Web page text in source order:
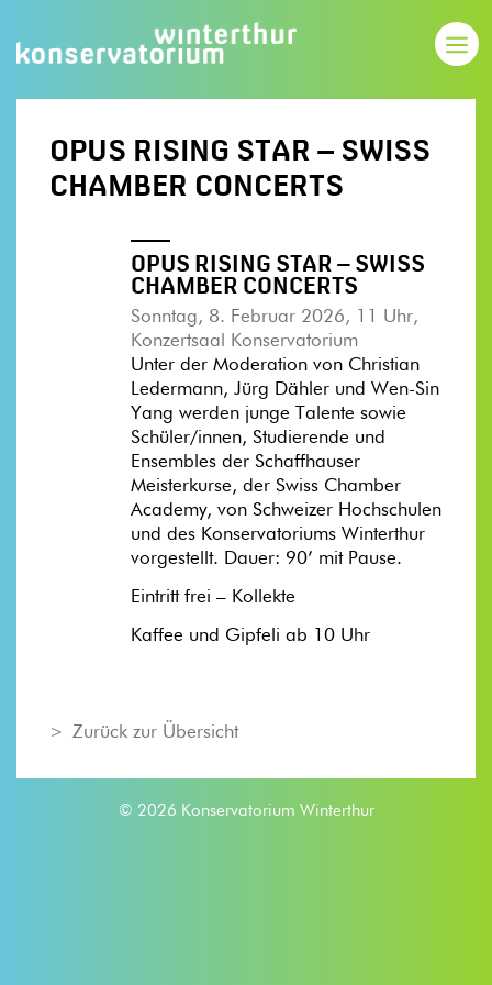
OPUS RISING STAR – SWISS
CHAMBER CONCERTS
OPUS RISING STAR – SWISS
CHAMBER CONCERTS
Sonntag, 8. Februar 2026, 11 Uhr,
Konzertsaal Konservatorium
Unter der Moderation von Christian
Ledermann, Jürg Dähler und Wen-Sin
Yang werden junge Talente sowie
Schüler/innen, Studierende und
Ensembles der Schaffhauser
Meisterkurse, der Swiss Chamber
Academy, von Schweizer Hochschulen
und des Konservatoriums Winterthur
vorgestellt. Dauer: 90’ mit Pause.
Eintritt frei – Kollekte
Kaffee und Gipfeli ab 10 Uhr
Zurück zur Übersicht
© 2026 Konservatorium Winterthur